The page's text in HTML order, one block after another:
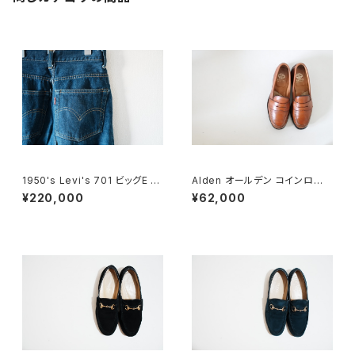
1950's Levi's 701 ビッグE 2
4×30
¥220,000
Alden オールデン コインローフ
ァー #985 6E 旧ロゴ
¥62,000